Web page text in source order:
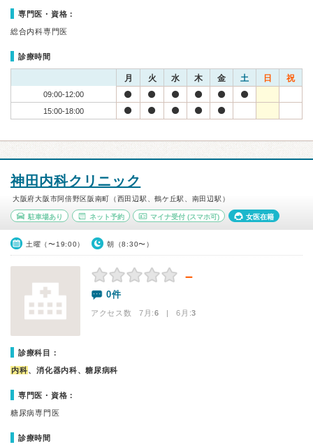
専門医・資格：
総合内科専門医
診療時間
月 火 水 木 金 土 日 祝
09:00-12:00
15:00-18:00
神田内科クリニック
大阪府大阪市阿倍野区阪南町（西田辺駅、鶴ケ丘駅、南田辺駅）
駐車場あり ネット予約 マイナ受付 (スマホ可) 女医在籍
土曜（〜19:00） 朝（8:30〜）
－
0件
アクセス数 7月:6 | 6月:3
診療科目：
内科、消化器内科、糖尿病科
専門医・資格：
糖尿病専門医
診療時間